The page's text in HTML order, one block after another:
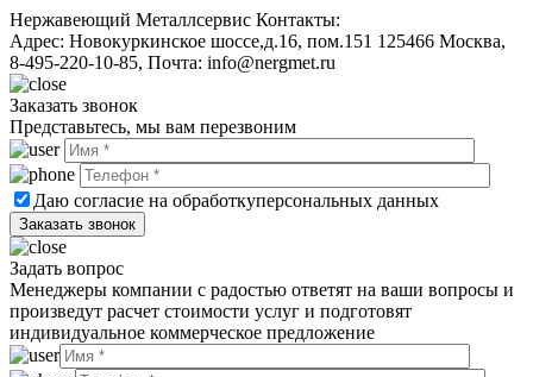
Нержавеющий Металлсервис Контакты:
Адрес: Новокуркинское шоссе,д.16, пом.151 125466 Москва,
8-495-220-10-85, Почта: info@nergmet.ru
Заказать звонок
Представьтесь, мы вам перезвоним
Даю согласие на обработкуперсональных данных
Задать вопрос
Менеджеры компании с радостью ответят на ваши вопросы и
произведут расчет стоимости услуг и подготовят
индивидуальное коммерческое предложение